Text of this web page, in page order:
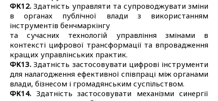
ФК12. Здатність управляти та супроводжувати зміни
в органах публічної влади з використанням
інструментів бенчмаркінгу
та сучасних технологій управління змінами в
контексті цифрової трансформації та впровадження
кращих управлінських практик.
ФК13. Здатність застосовувати цифрові інструменти
для налагодження ефективної співпраці між органами
влади, бізнесом і громадянським суспільством.
ФК14. Здатність застосовувати механізми синергії